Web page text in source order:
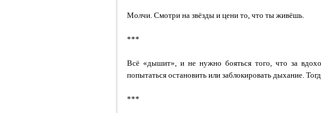
Молчи. Смотри на звёзды и цени то, что ты живёшь.
***
Всё «дышит», и не нужно бояться того, что за
попытаться остановить или заблокировать дыхание.
***